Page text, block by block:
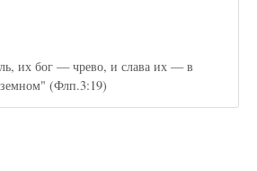
их бог — чрево, и слава их — в
(Флп.3:19)